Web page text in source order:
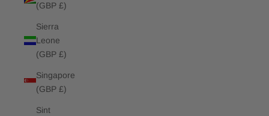
(GBP £)
Sierra
Leone
(GBP £)
Singapore
(GBP £)
Sint